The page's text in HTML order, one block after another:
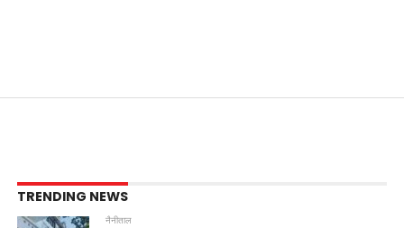
TRENDING NEWS
नैनीताल